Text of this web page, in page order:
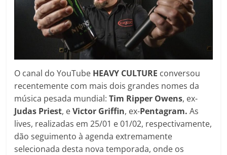
O canal do YouTube HEAVY CULTURE conversou
recentemente com mais dois grandes nomes da
música pesada mundial:Tim Ripper Owens, ex-
Judas Priest, eVictor Griffin, ex-Pentagram.As
lives, realizadas em 25/01 e 01/02, respectivamente,
dão seguimento à agenda extremamente
selecionada desta nova temporada, onde os